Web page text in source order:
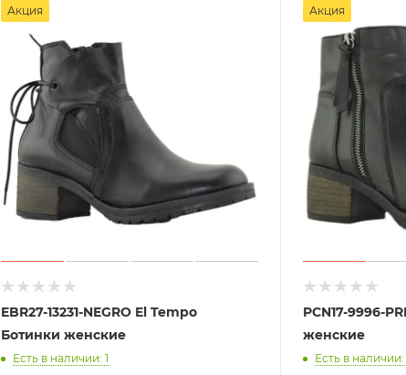
Акция
EBR27-13231-NEGRO El Tempo
Ботинки женские
Есть в наличии: 1
Акция
PCN17-9996-
женские
Есть в наличии: